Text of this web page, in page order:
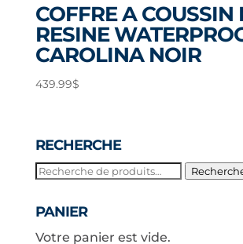
COFFRE A COUSSIN
RESINE
CAROLINA NOIR
439.99$
RECHERCHE
Recherche
PANIER
Votre panier est vide.